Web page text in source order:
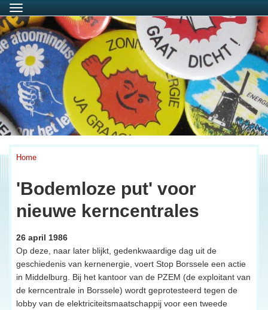
Menu
Home
'Bodemloze put' voor
nieuwe kerncentrales
26 april 1986
Op deze, naar later blijkt, gedenkwaardige dag uit de
geschiedenis van kernenergie, voert Stop Borssele een actie
in Middelburg. Bij het kantoor van de PZEM (de exploitant van
de kerncentrale in Borssele) wordt geprotesteerd tegen de
lobby van de elektriciteitsmaatschappij voor een tweede